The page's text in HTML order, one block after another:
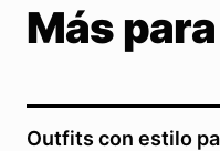
Más
Outfits con estilo